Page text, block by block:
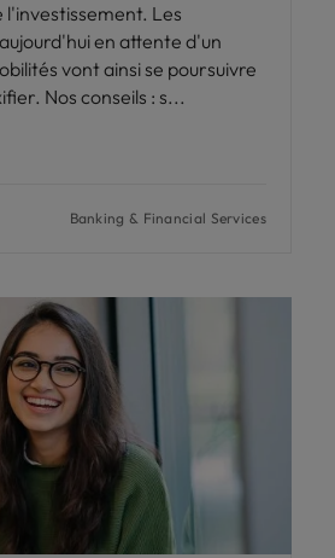
l'investissement. Les
en attente d'un
vont ainsi se poursuivre
Nos conseils : s
Banking & Financial Services